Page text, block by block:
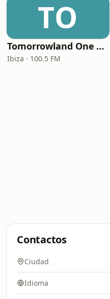
TO
Tomorrowland One World Radio - Spain
Ibiza · 100.5 FM
Contactos
Ciudad
Idioma